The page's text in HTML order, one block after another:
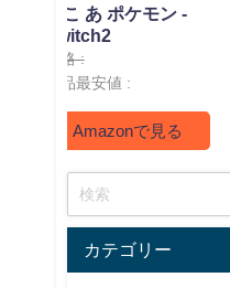
ぽこ あ ポケモン -
Switch2
価格 :
新品最安値 :
Amazonで見る
カテゴリー